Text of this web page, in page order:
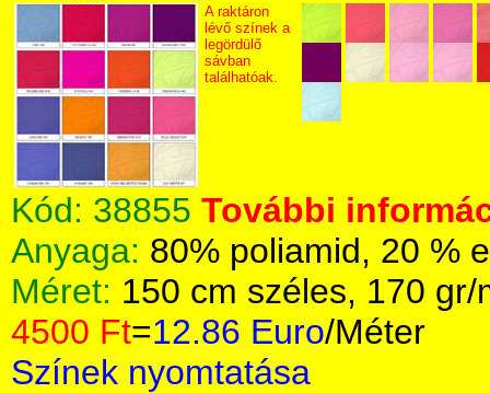
A raktáron
lévő színek a
legördülő
sávban
találhatóak.
Kód: 38855 További
Anyaga: 80% poliamid, 20 %
Méret: 150 cm széles, 170 gr/
4500 Ft=12.86 Euro/Méter
Színek nyomtatása